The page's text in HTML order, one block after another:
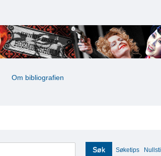
Om bibliografien
Søk Søketips Nullstill